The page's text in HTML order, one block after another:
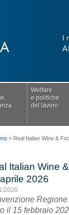
Welfare
e politiche
del lavoro
> Real Italian Wine &
Italian Wine
2026
2026
il 15 febbraio